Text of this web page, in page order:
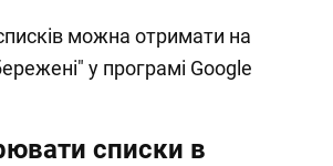
можна отримати на
у програмі Google
списки в